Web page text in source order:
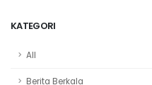
KATEGORI
All
Berita Berkala